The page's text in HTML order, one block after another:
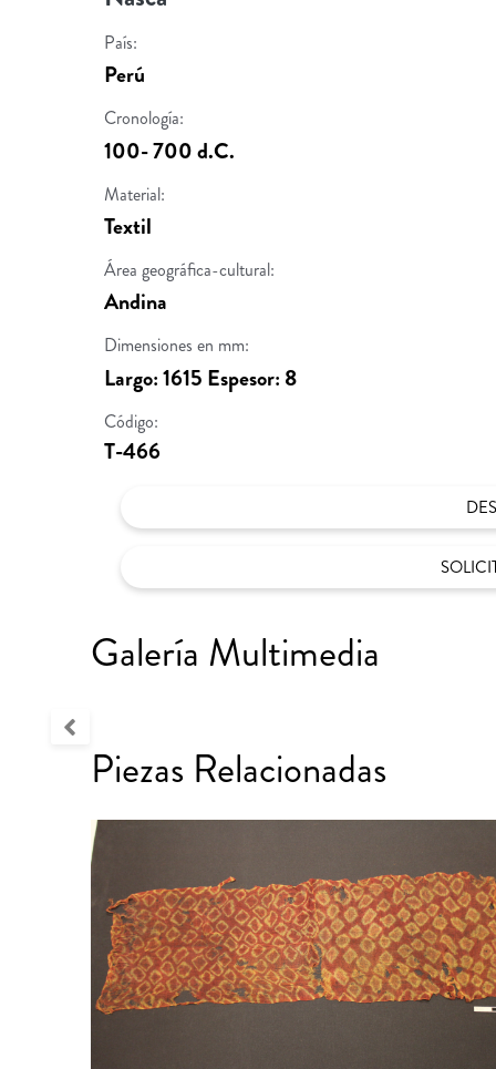
País:
Perú
Cronología:
100- 700 d.C.
Material:
Textil
Área geográfica-cultural:
Andina
Dimensiones en mm:
Largo: 1615 Espesor: 8
Código:
T-466
Galería Multimedia
Piezas Relacionadas